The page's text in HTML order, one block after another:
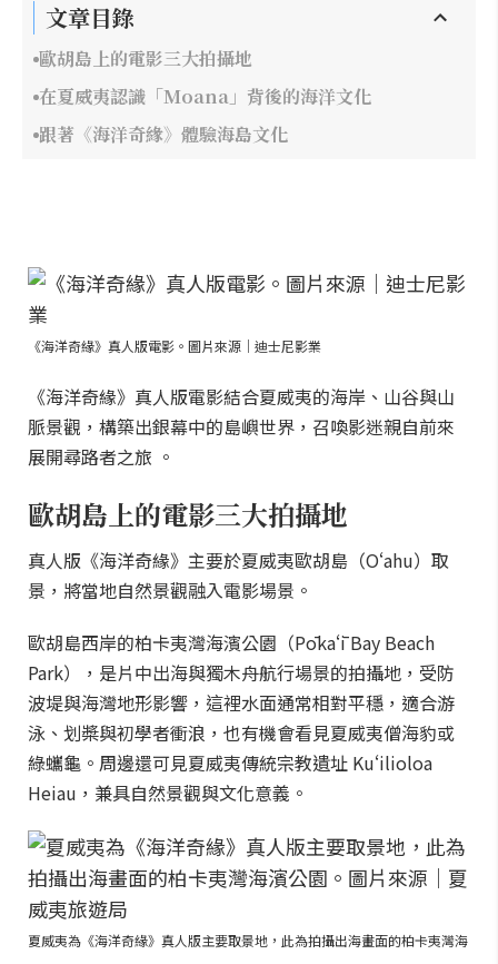
文章目錄
歐胡島上的電影三大拍攝地
在夏威夷認識「Moana」背後的海洋文化
跟著《海洋奇緣》體驗海島文化
《海洋奇緣》真人版電影。圖片來源｜迪士尼影業
《海洋奇緣》真人版電影結合夏威夷的海岸、山谷與山
脈景觀，構築出銀幕中的島嶼世界，召喚影迷親自前來
展開尋路者之旅 。
歐胡島上的電影三大拍攝地
真人版《海洋奇緣》主要於夏威夷歐胡島（Oʻahu）取
景，將當地自然景觀融入電影場景。
歐胡島西岸的柏卡夷灣海濱公園（Pōkaʻī Bay Beach
Park），是片中出海與獨木舟航行場景的拍攝地，受防
波堤與海灣地形影響，這裡水面通常相對平穩，適合游
泳、划槳與初學者衝浪，也有機會看見夏威夷僧海豹或
綠蠵龜。周邊還可見夏威夷傳統宗教遺址 Kuʻilioloa
Heiau，兼具自然景觀與文化意義。
夏威夷為《海洋奇緣》真人版主要取景地，此為拍攝出海畫面的柏卡夷灣海